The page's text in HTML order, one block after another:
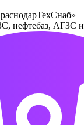
нефтебаз, АГЗС